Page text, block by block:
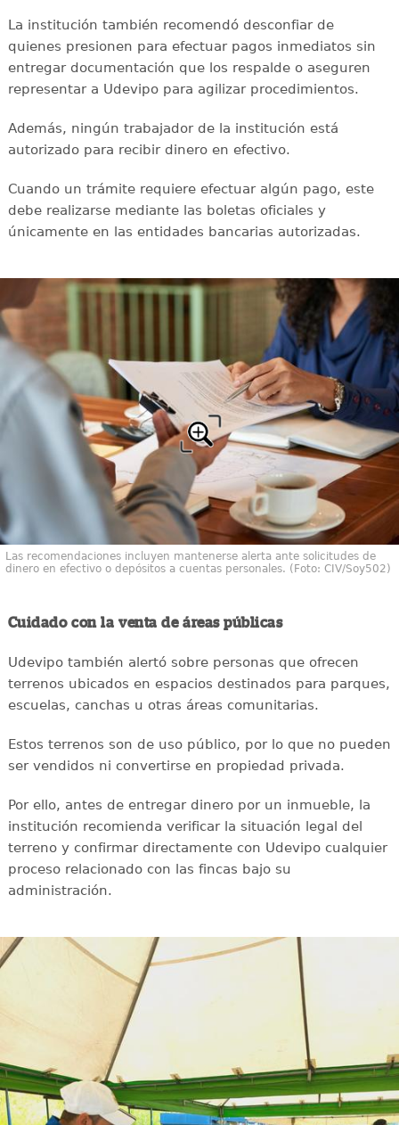
La institución también recomendó desconfiar de
quienes presionen para efectuar pagos inmediatos sin
entregar documentación que los respalde o aseguren
representar a Udevipo para agilizar procedimientos.
Además, ningún trabajador de la institución está
autorizado para recibir dinero en efectivo.
Cuando un trámite requiere efectuar algún pago, este
debe realizarse mediante las boletas oficiales y
únicamente en las entidades bancarias autorizadas.
Las recomendaciones incluyen mantenerse alerta ante solicitudes de
dinero en efectivo o depósitos a cuentas personales. (Foto: CIV/Soy502)
Cuidado con la venta de áreas públicas
Udevipo también alertó sobre personas que ofrecen
terrenos ubicados en espacios destinados para parques,
escuelas, canchas u otras áreas comunitarias.
Estos terrenos son de uso público, por lo que no pueden
ser vendidos ni convertirse en propiedad privada.
Por ello, antes de entregar dinero por un inmueble, la
institución recomienda verificar la situación legal del
terreno y confirmar directamente con Udevipo cualquier
proceso relacionado con las fincas bajo su
administración.